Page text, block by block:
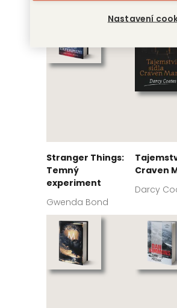
Nastavení
Stranger Things:
Temný
experiment
Gwenda Bond
Craven
Darcy